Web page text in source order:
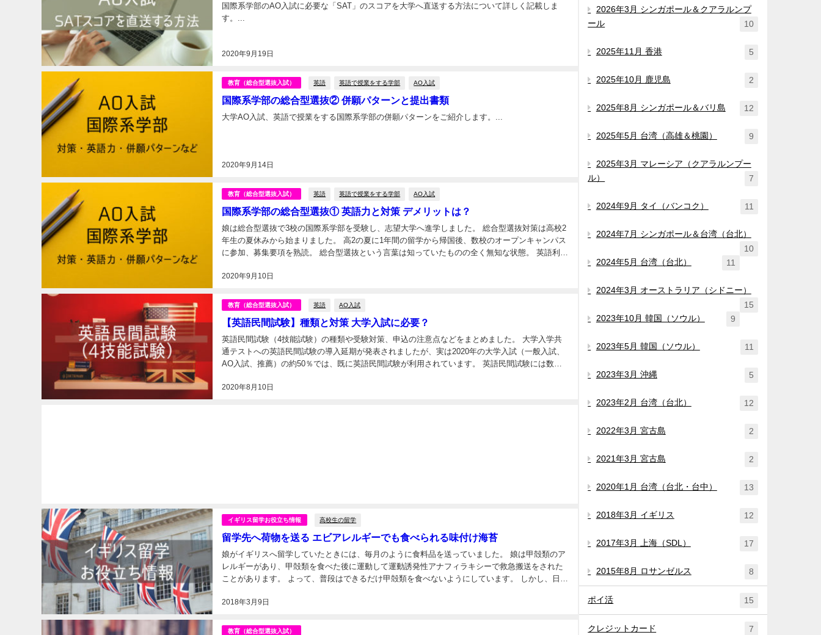
2020年9月19日
国際系学部のAO入試に必要な「SAT」のスコアを大学へ直送する方法について詳しく記載しま
す。...
教育（総合型選抜入試） 英語 英語で授業をする学部 AO入試
国際系学部の総合型選抜② 併願パターンと提出書類
2020年9月14日
大学AO入試、英語で授業をする国際系学部の併願パターンをご紹介します。...
教育（総合型選抜入試） 英語 英語で授業をする学部 AO入試
国際系学部の総合型選抜① 英語力と対策 デメリットは？
2020年9月10日
娘は総合型選抜で3校の国際系学部を受験し、志望大学へ進学しました。 総合型選抜対策は高校2
年生の夏休みから始まりました。 高2の夏に1年間の留学から帰国後、数校のオープンキャンパス
に参加、募集要項を熟読。 総合型選抜という言葉は知っていたものの全く無知な状態。 英語利用
教育（総合型選抜入試） 英語 AO入試
【英語民間試験】種類と対策 大学入試に必要？
2020年8月10日
英語民間試験（4技能試験）の種類や受験対策、申込の注意点などをまとめました。 大学入学共
通テストへの英語民間試験の導入延期が発表されましたが、実は2020年の大学入試（一般入試、
AO入試、推薦）の約50％では、既に英語民間試験が利用されています。 英語民間試験には数種
イギリス留学お役立ち情報 高校生の留学
留学先へ荷物を送る エビアレルギーでも食べられる味付け海苔
2018年3月9日
娘がイギリスへ留学していたときには、毎月のように食料品を送っていました。 娘は甲殻類のア
レルギーがあり、甲殻類を食べた後に運動して運動誘発性アナフィラキシーで救急搬送をされた
ことがあります。 よって、普段はできるだけ甲殻類を食べないようにしています。 しかし、日本
教育（総合型選抜入試）
2026年3月 シンガポール＆クアラルンプ
ール
10
2025年11月 香港 5
2025年10月 鹿児島 2
2025年8月 シンガポール＆バリ島 12
2025年5月 台湾（高雄＆桃園） 9
2025年3月 マレーシア（クアラルンプー
ル）
7
2024年9月 タイ（バンコク） 11
2024年7月 シンガポール＆台湾（台北）
10
2024年5月 台湾（台北）
11
2024年3月 オーストラリア（シドニー）
15
2023年10月 韓国（ソウル）
9
2023年5月 韓国（ソウル） 11
2023年3月 沖縄 5
2023年2月 台湾（台北） 12
2022年3月 宮古島 2
2021年3月 宮古島 2
2020年1月 台湾（台北・台中） 13
2018年3月 イギリス 12
2017年3月 上海（SDL） 17
2015年8月 ロサンゼルス 8
ポイ活 15
クレジットカード 7